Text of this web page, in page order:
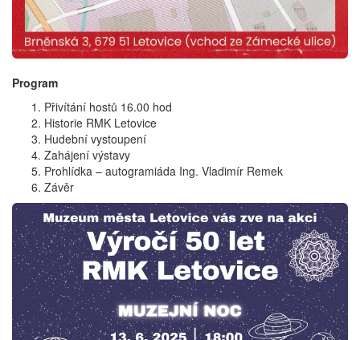
Program
Přivítání hostů 16.00 hod
Historie RMK Letovice
Hudební vystoupení
Zahájení výstavy
Prohlídka – autogramiáda Ing. Vladimír Remek
Závěr